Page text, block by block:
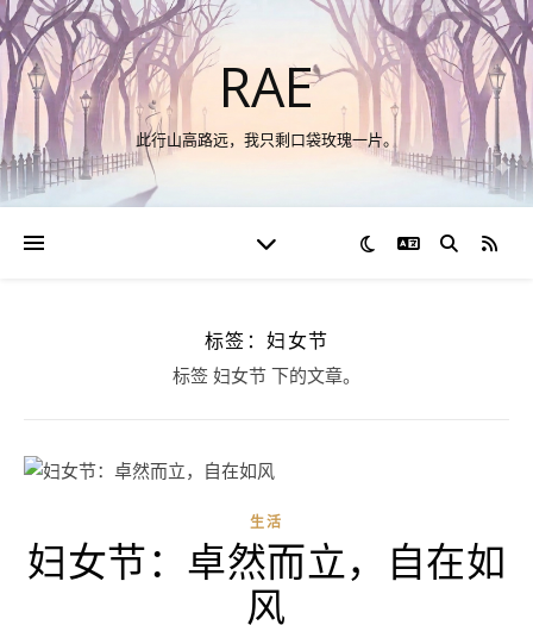
RAE
此行山高路远，我只剩口袋玫瑰一片。
切换语言RSS
标签：妇女节
标签 妇女节 下的文章。
生活
妇女节：卓然而立，自在如
风